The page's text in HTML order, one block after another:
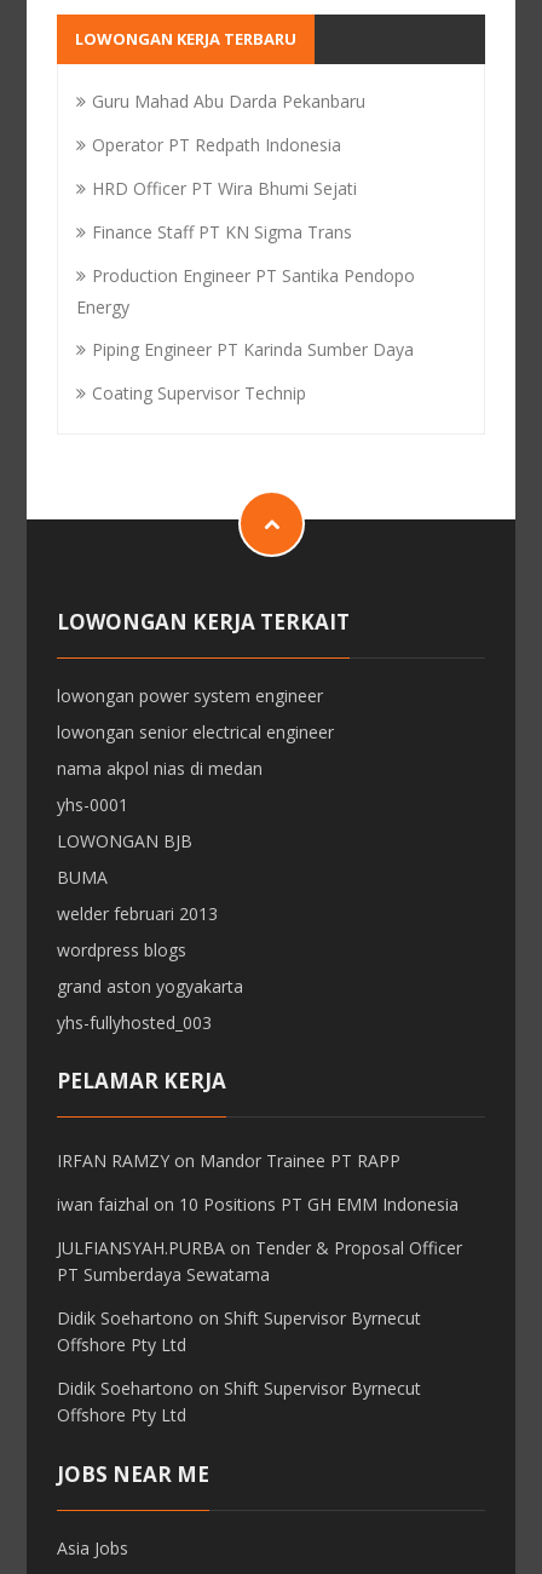
LOWONGAN KERJA TERBARU
Guru Mahad Abu Darda Pekanbaru
Operator PT Redpath Indonesia
HRD Officer PT Wira Bhumi Sejati
Finance Staff PT KN Sigma Trans
Production Engineer PT Santika Pendopo
Energy
Piping Engineer PT Karinda Sumber Daya
Coating Supervisor Technip
LOWONGAN KERJA TERKAIT
lowongan power system engineer
lowongan senior electrical engineer
nama akpol nias di medan
yhs-0001
LOWONGAN BJB
BUMA
welder februari 2013
wordpress blogs
grand aston yogyakarta
yhs-fullyhosted_003
PELAMAR KERJA
IRFAN RAMZY on Mandor Trainee PT RAPP
iwan faizhal on 10 Positions PT GH EMM Indonesia
JULFIANSYAH.PURBA on Tender & Proposal Officer
PT Sumberdaya Sewatama
Didik Soehartono on Shift Supervisor Byrnecut
Offshore Pty Ltd
Didik Soehartono on Shift Supervisor Byrnecut
Offshore Pty Ltd
JOBS NEAR ME
Asia Jobs